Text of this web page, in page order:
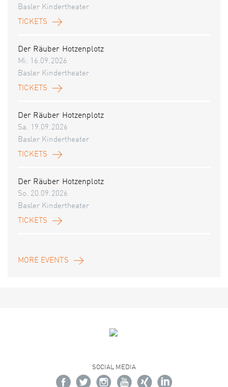
Basler Kindertheater
TICKETS
Der Räuber Hotzenplotz
Mi. 16.09.2026
Basler Kindertheater
TICKETS
Der Räuber Hotzenplotz
Sa. 19.09.2026
Basler Kindertheater
TICKETS
Der Räuber Hotzenplotz
So. 20.09.2026
Basler Kindertheater
TICKETS
MORE EVENTS
SOCIAL MEDIA